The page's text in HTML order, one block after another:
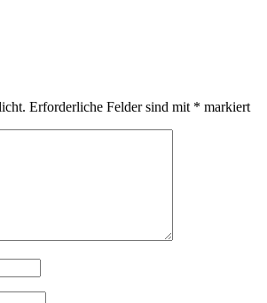
Erforderliche Felder sind mit * markiert